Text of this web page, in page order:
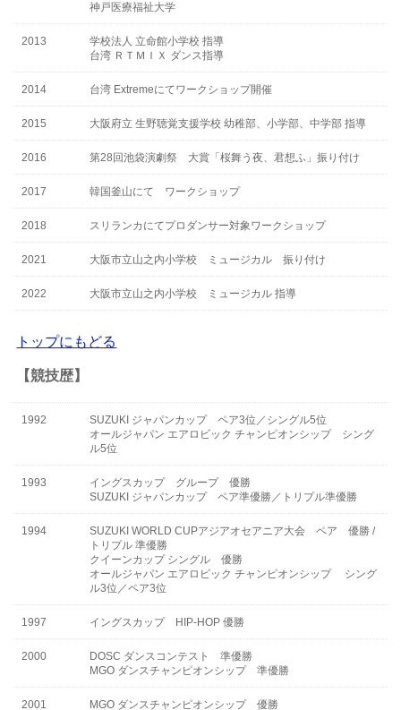
神戸医療福祉大学
2013
学校法人 立命館小学校 指導
台湾 ＲＴＭＩＸ ダンス指導
2014 台湾 Extremeにてワークショップ開催
2015 大阪府立 生野聴覚支援学校 幼稚部、小学部、中学部 指導
2016 第28回池袋演劇祭 大賞「桜舞う夜、君想ふ」振り付け
2017 韓国釜山にて ワークショップ
2018 スリランカにてプロダンサー対象ワークショップ
2021 大阪市立山之内小学校 ミュージカル 振り付け
2022 大阪市立山之内小学校 ミュージカル 指導
トップにもどる
【競技歴】
1992
SUZUKI ジャパンカップ ペア3位／シングル5位
オールジャパン エアロビック チャンピオンシップ シング
ル5位
1993
イングスカップ グループ 優勝
SUZUKI ジャパンカップ ペア準優勝／トリプル準優勝
1994
SUZUKI WORLD CUPアジアオセアニア大会 ペア 優勝 /
トリプル 準優勝
クイーンカップ シングル 優勝
オールジャパン エアロビック チャンピオンシップ シング
ル3位／ペア3位
1997 イングスカップ HIP-HOP 優勝
2000
DOSC ダンスコンテスト 準優勝
MGO ダンスチャンピオンシップ 準優勝
2001 MGO ダンスチャンピオンシップ 優勝